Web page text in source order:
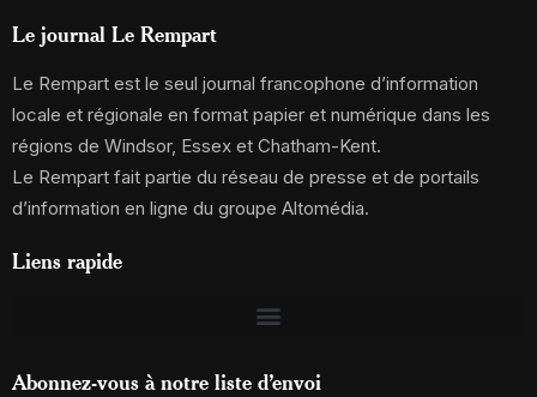
Le journal Le Rempart
Le Rempart est le seul journal francophone d’information
locale et régionale en format papier et numérique dans les
régions de Windsor, Essex et Chatham-Kent.
Le Rempart fait partie du réseau de presse et de portails
d’information en ligne du groupe Altomédia.
Liens rapide
Abonnez-vous à notre liste d’envoi